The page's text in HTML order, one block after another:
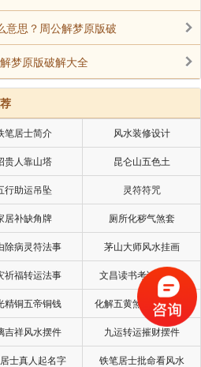
意思？周公解梦原版破
梦原版破解大全
笔居士简介 风水装修设计
贵人靠山塔 昆仑山五色土
行助运吊坠 灵符符咒
居补缺角牌 厕所化秽气煞套
除病灵符法事 茅山大师风水挂画
祈福转运法事 文昌读书考试风水局
精铜五帝铜钱 化解五黄煞星专用挂件
吉祥风水摆件 九运转运摧财摆件
士真人起名字 铁笔居士批命看风水